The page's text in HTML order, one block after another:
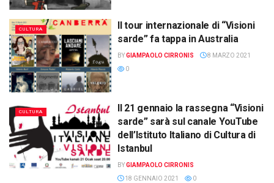
CULTURA
Il tour internazionale di “Visioni
sarde” fa tappa in Australia
BYGIAMPAOLO CIRRONIS
8 MARZO 2021
0
CULTURA
Il 21 gennaio la rassegna “Visioni
sarde” sarà sul canale YouTube
dell’Istituto Italiano di Cultura di
Istanbul
BYGIAMPAOLO CIRRONIS
18 GENNAIO 2021
0